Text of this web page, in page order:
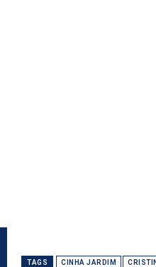
TAGS CINHA JARDIM